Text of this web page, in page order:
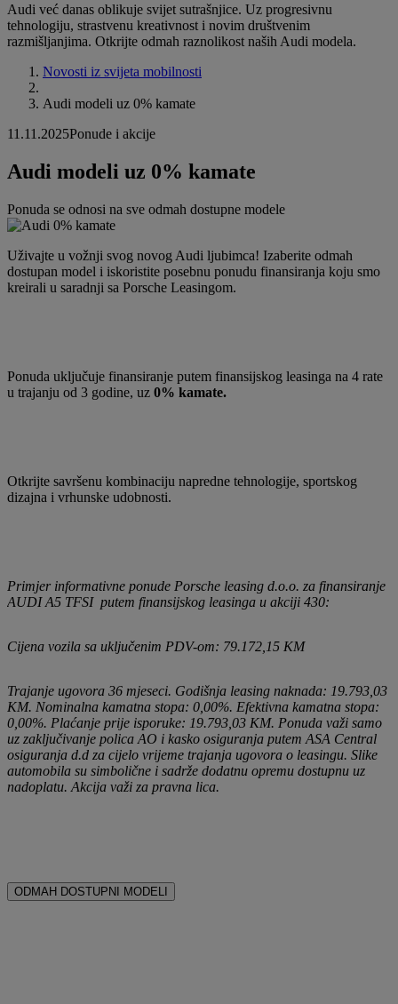
Audi već danas oblikuje svijet sutrašnjice. Uz progresivnu
tehnologiju, strastvenu kreativnost i novim društvenim
razmišljanjima. Otkrijte odmah raznolikost naših Audi modela.
Novosti iz svijeta mobilnosti
Audi modeli uz 0% kamate
11.11.2025Ponude i akcije
Audi modeli uz 0% kamate
Ponuda se odnosi na sve odmah dostupne modele
Uživajte u vožnji svog novog Audi ljubimca! Izaberite odmah
dostupan model i iskoristite posebnu ponudu finansiranja koju smo
kreirali u saradnji sa Porsche Leasingom.
Ponuda uključuje finansiranje putem finansijskog leasinga na 4 rate
u trajanju od 3 godine, uz 0% kamate.
Otkrijte savršenu kombinaciju napredne tehnologije, sportskog
dizajna i vrhunske udobnosti.
Primjer informativne ponude Porsche leasing d.o.o. za finansiranje
AUDI A5 TFSI putem finansijskog leasinga u akciji 430:
Cijena vozila sa uključenim PDV-om: 79.172,15 KM
Trajanje ugovora 36 mjeseci. Godišnja leasing naknada: 19.793,03
KM. Nominalna kamatna stopa: 0,00%. Efektivna kamatna stopa:
0,00%. Plaćanje prije isporuke: 19.793,03 KM. Ponuda važi samo
uz zaključivanje polica AO i kasko osiguranja putem ASA Central
osiguranja d.d za cijelo vrijeme trajanja ugovora o leasingu. Slike
automobila su simbolične i sadrže dodatnu opremu dostupnu uz
nadoplatu. Akcija važi za pravna lica.
ODMAH DOSTUPNI MODELI